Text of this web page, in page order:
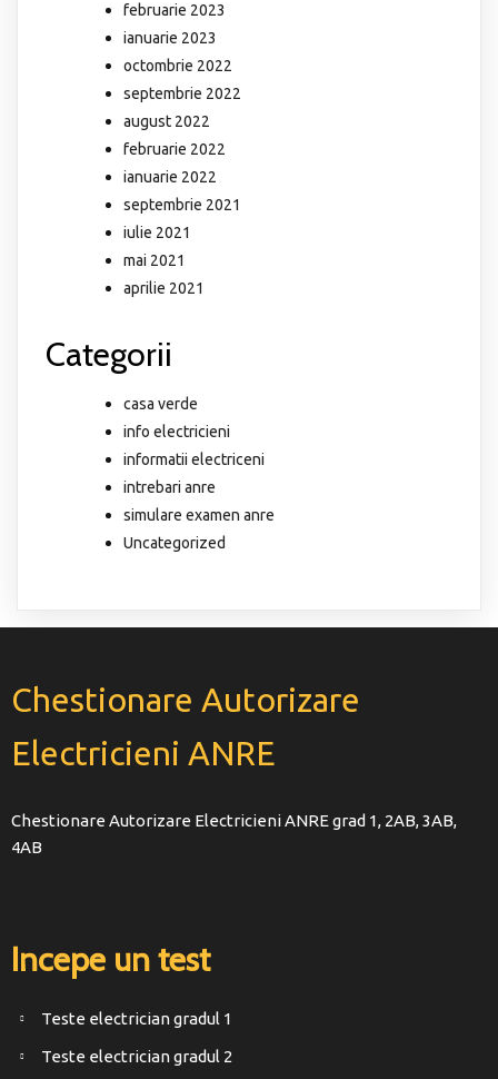
februarie 2023
ianuarie 2023
octombrie 2022
septembrie 2022
august 2022
februarie 2022
ianuarie 2022
septembrie 2021
iulie 2021
mai 2021
aprilie 2021
Categorii
casa verde
info electricieni
informatii electriceni
intrebari anre
simulare examen anre
Uncategorized
Chestionare Autorizare
Electricieni ANRE
Chestionare Autorizare Electricieni ANRE grad 1, 2AB, 3AB,
4AB
Incepe un test
Teste electrician gradul 1
Teste electrician gradul 2